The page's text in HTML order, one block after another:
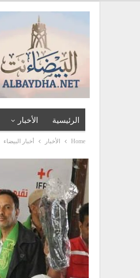
الرئيسية الأخبار
Home الأخبار أخبار البيضاء